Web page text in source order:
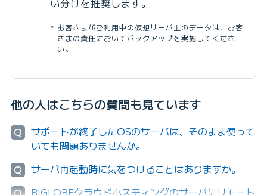
い分けを推奨します。
お客さまがご利用中の仮想サーバ上のデータは、お客
さまの責任においてバックアップを実施してくださ
い。
他の人はこちらの質問も見ています
Q
サポートが終了したOSのサーバは、そのまま使って
いても問題ありませんか。
Q
サーバ再起動時に気をつけることはありますか。
BIGLOBEクラウドホスティングのサーバにリモート